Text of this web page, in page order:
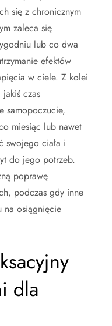
się z chronicznym
zaleca się
lub co dwa
efektów
w ciele. Z kolei
czas
samopoczucie,
miesiąc lub nawet
swojego ciała i
do jego potrzeb.
poprawę
podczas gdy inne
na osiągnięcie
dla